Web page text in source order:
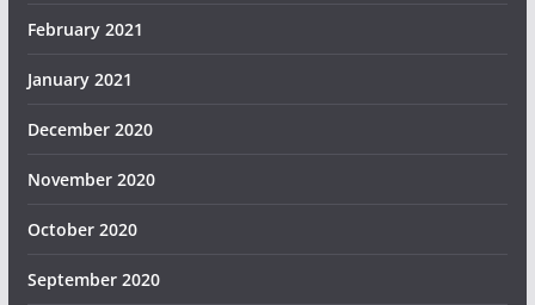
February 2021
January 2021
December 2020
November 2020
October 2020
September 2020